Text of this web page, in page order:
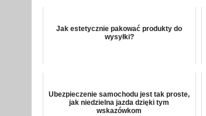
Jak estetycznie pakować produkty do
wysyłki?
Ubezpieczenie samochodu jest tak proste,
jak niedzielna jazda dzięki tym
wskazówkom